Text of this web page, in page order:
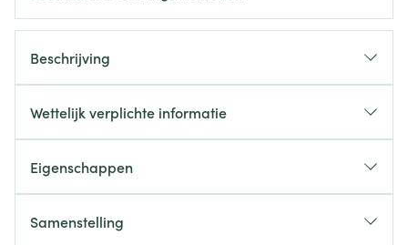
Beschrijving
Wettelijk verplichte informatie
Eigenschappen
Samenstelling